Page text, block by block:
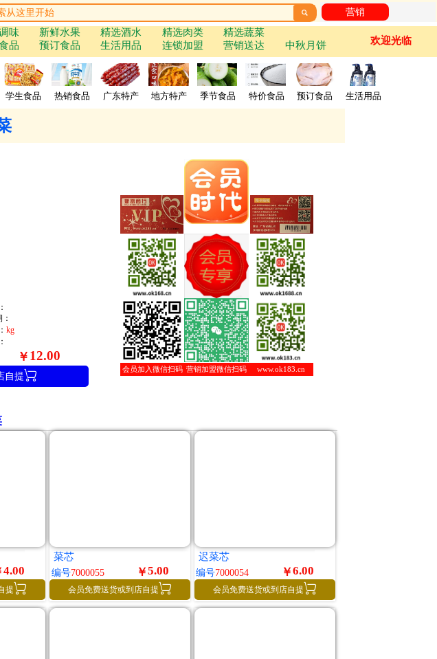
 营销
味 新鲜水果 精选酒水 精选肉类
精选蔬菜
品 预订食品 生活用品 连锁加盟 营销送达 中秋月饼 欢迎光临
学生食品 热销食品 广东特产 地方特产 季节食品 特价食品 预订食品 生活用品
kg
￥ 12.00
自提
会员加入微信扫码 营销加盟微信扫码 www.ok183.cn
4.00
提 
菜芯
编号7000055 ￥5.00
会员免费送货或到店自提 
迟菜芯
编号7000054 ￥6.00
会员免费送货或到店自提 